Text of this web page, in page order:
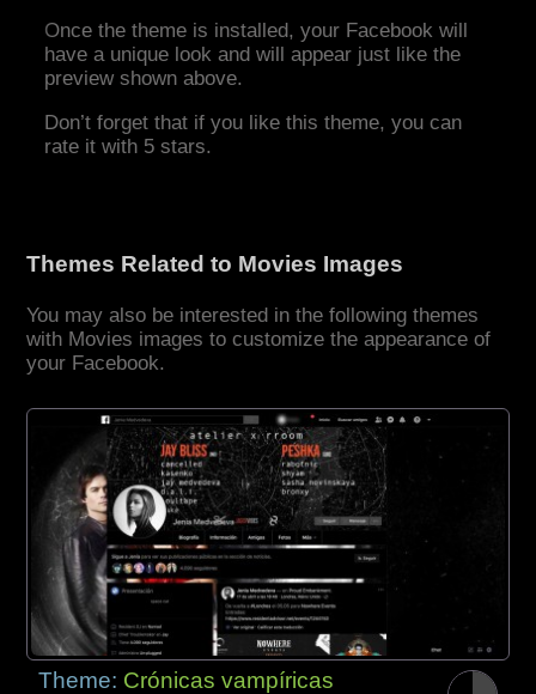
Once the theme is installed, your Facebook will
have a unique look and will appear just like the
preview shown above.
Don’t forget that if you like this theme, you can
rate it with 5 stars.
Themes Related to Movies Images
You may also be interested in the following themes
with Movies images to customize the appearance of
your Facebook.
Theme: Crónicas vampíricas